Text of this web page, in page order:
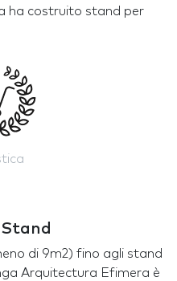
ha costruito stand per
di 9m2) fino agli stand
Arquitectura Efimera è